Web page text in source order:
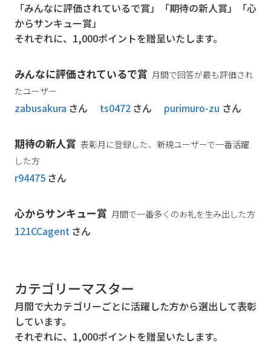
「みんなに評価されているで賞」「期待の新人賞」「心
からサンキュー賞」
それぞれに、1,000ポイントを贈呈いたします。
みんなに評価されているで賞 月間で回答が最も評価され
たユーザー
zabusakura さん ts0472 さん purimuro-zu さん
期待の新人賞 表彰月に登録した、新規ユーザーで一番活躍
した方
r94475 さん
心からサンキュー賞 月間で一番多くのお礼を生み出した方
121CCagent さん
カテゴリーマスター
月間で大カテゴリーごとに活躍した方から選出して表彰
しています。
それぞれに、1,000ポイントを贈呈いたします。